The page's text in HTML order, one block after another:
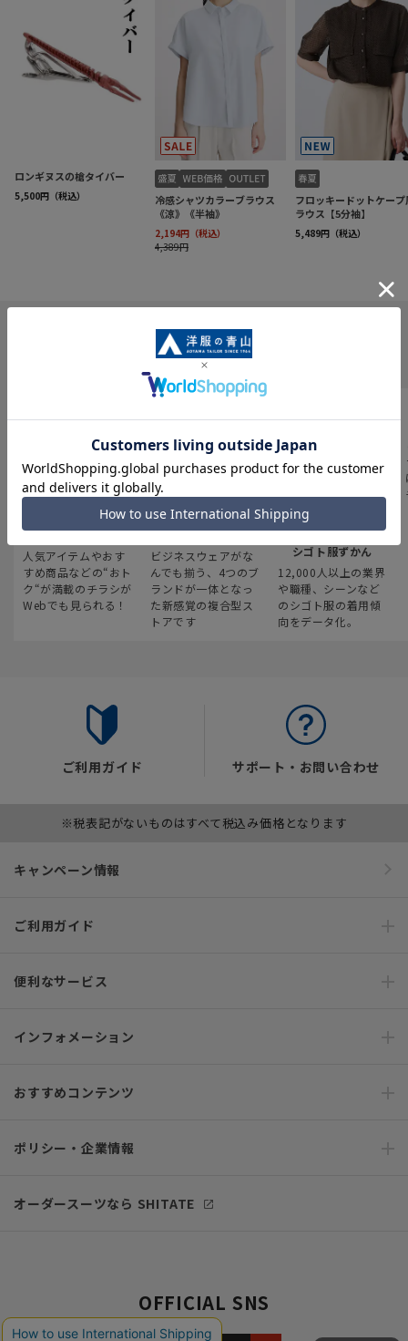
INFORMATION
最新のお買い得情報
人気アイテムやおす
すめ商品などの“おト
ク“が満載のチラシが
Webでも見られる！
スーツスクエア
ビジネスウェアがな
んでも揃う、4つのブ
ランドが一体となっ
た新感覚の複合型ス
トアです
みんなの
シゴト服ずかん
12,000人以上の業界
や職種、シーンなど
のシゴト服の着用傾
向をデータ化。
ご利用ガイド サポート・お問い合わせ
※税表記がないものはすべて税込み価格となります
キャンペーン情報
ご利用ガイド
便利なサービス
インフォメーション
おすすめコンテンツ
ポリシー・企業情報
オーダースーツなら SHITATE
OFFICIAL SNS